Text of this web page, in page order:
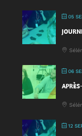
05
06
12